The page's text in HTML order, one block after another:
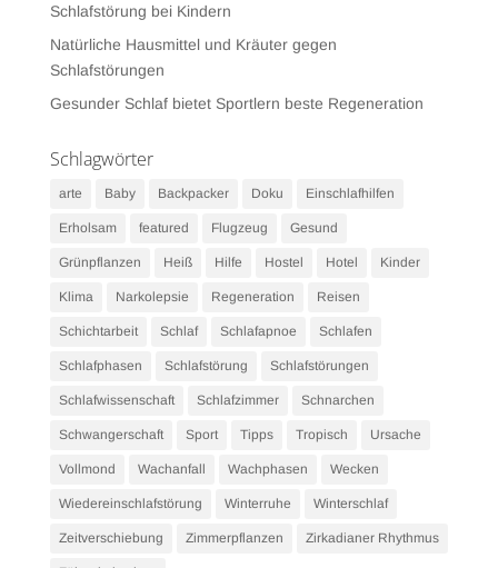
Schlafstörung bei Kindern
Natürliche Hausmittel und Kräuter gegen
Schlafstörungen
Gesunder Schlaf bietet Sportlern beste Regeneration
Schlagwörter
arte Baby Backpacker Doku Einschlafhilfen
Erholsam featured Flugzeug Gesund
Grünpflanzen Heiß Hilfe Hostel Hotel Kinder
Klima Narkolepsie Regeneration Reisen
Schichtarbeit Schlaf Schlafapnoe Schlafen
Schlafphasen Schlafstörung Schlafstörungen
Schlafwissenschaft Schlafzimmer Schnarchen
Schwangerschaft Sport Tipps Tropisch Ursache
Vollmond Wachanfall Wachphasen Wecken
Wiedereinschlafstörung Winterruhe Winterschlaf
Zeitverschiebung Zimmerpflanzen Zirkadianer Rhythmus